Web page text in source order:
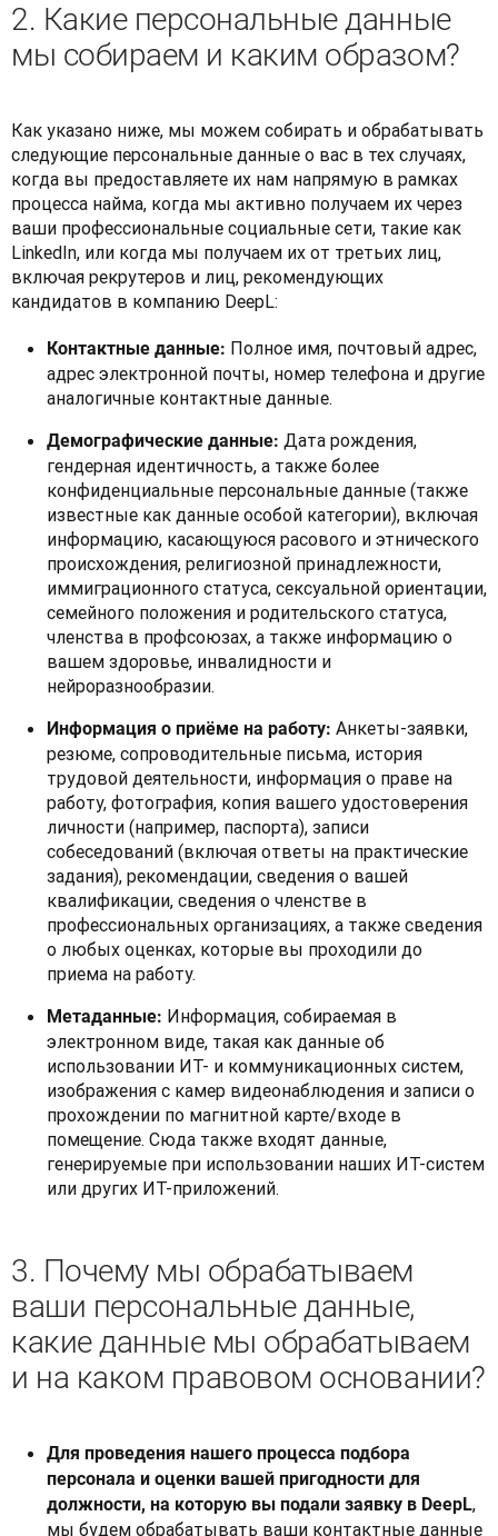
2. Какие персональные данные
мы собираем и каким образом?
Как указано ниже, мы можем собирать и обрабатывать
следующие персональные данные о вас в тех случаях,
когда вы предоставляете их нам напрямую в рамках
процесса найма, когда мы активно получаем их через
ваши профессиональные социальные сети, такие как
LinkedIn, или когда мы получаем их от третьих лиц,
включая рекрутеров и лиц, рекомендующих
кандидатов в компанию DeepL:
Контактные данные: Полное имя, почтовый адрес,
адрес электронной почты, номер телефона и другие
аналогичные контактные данные.
Демографические данные: Дата рождения,
гендерная идентичность, а также более
конфиденциальные персональные данные (также
известные как данные особой категории), включая
информацию, касающуюся расового и этнического
происхождения, религиозной принадлежности,
иммиграционного статуса, сексуальной ориентации,
семейного положения и родительского статуса,
членства в профсоюзах, а также информацию о
вашем здоровье, инвалидности и
нейроразнообразии.
Информация о приёме на работу: Анкеты-заявки,
резюме, сопроводительные письма, история
трудовой деятельности, информация о праве на
работу, фотография, копия вашего удостоверения
личности (например, паспорта), записи
собеседований (включая ответы на практические
задания), рекомендации, сведения о вашей
квалификации, сведения о членстве в
профессиональных организациях, а также сведения
о любых оценках, которые вы проходили до
приема на работу.
Метаданные: Информация, собираемая в
электронном виде, такая как данные об
использовании ИТ- и коммуникационных систем,
изображения с камер видеонаблюдения и записи о
прохождении по магнитной карте/входе в
помещение. Сюда также входят данные,
генерируемые при использовании наших ИТ-систем
или других ИТ-приложений.
3. Почему мы обрабатываем
ваши персональные данные,
какие данные мы обрабатываем
и на каком правовом основании?
Для проведения нашего процесса подбора
персонала и оценки вашей пригодности для
должности, на которую вы подали заявку в DeepL,
мы будем обрабатывать ваши контактные данные